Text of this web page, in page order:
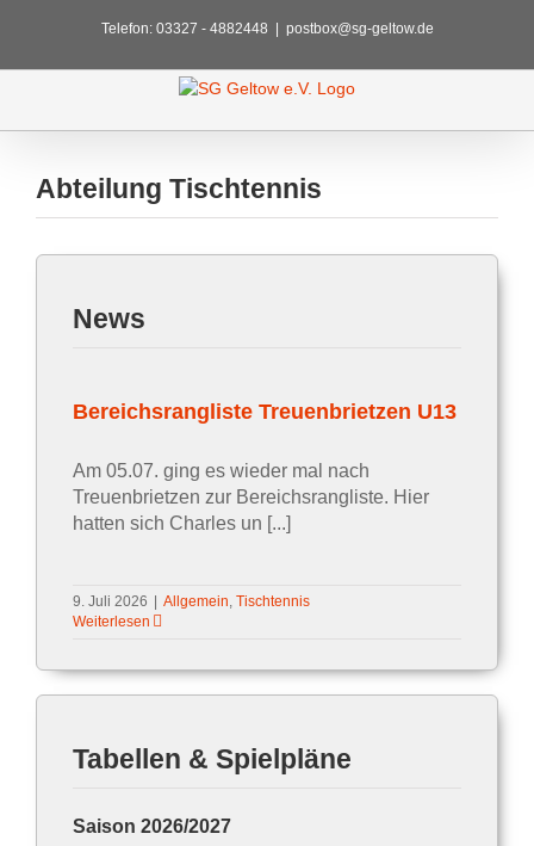
Telefon: 03327 - 4882448 postbox@sg-geltow.de
Abteilung Tischtennis
News
Bereichsrangliste Treuenbrietzen U13
Am 05.07. ging es wieder mal nach
Treuenbrietzen zur Bereichsrangliste. Hier
hatten sich Charles un [...]
9. Juli 2026 Allgemein, Tischtennis
Weiterlesen
Tabellen & Spielpläne
Saison 2026/2027